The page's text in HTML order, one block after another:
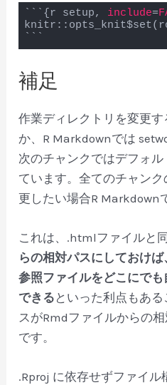
```{r setup, include=
```
補足
作業ディレクトリを変更
か、R Markdownでは
次のチャンクではデフォ
ています。全てのチャン
更したい場合R Markdown
これは、.htmlファイルと同
らの相対パスにしておけ
参照ファイルをどこにで
できる といった利点もあ
スがRmdファイルからの
です。
.Rproj に依存せずファイ